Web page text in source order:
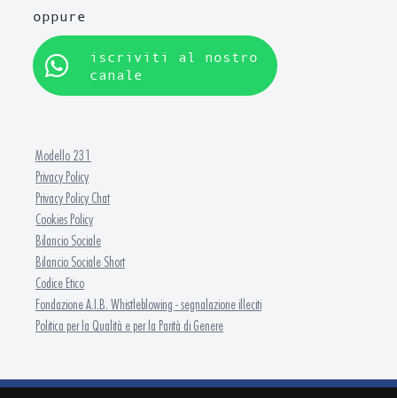
oppure
iscriviti al nostro
canale
Modello 231
Privacy Policy
Privacy Policy Chat
Cookies Policy
Bilancio Sociale
Bilancio Sociale Short
Codice Etico
Fondazione A.I.B. Whistleblowing - segnalazione illeciti
Politica per la Qualità e per la Parità di Genere